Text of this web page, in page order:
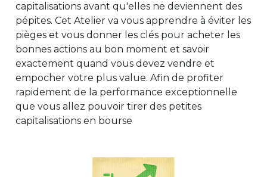
capitalisations avant qu'elles ne deviennent des
pépites. Cet Atelier va vous apprendre à éviter les
pièges et vous donner les clés pour acheter les
bonnes actions au bon moment et savoir
exactement quand vous devez vendre et
empocher votre plus value. Afin de profiter
rapidement de la performance exceptionnelle
que vous allez pouvoir tirer des petites
capitalisations en bourse